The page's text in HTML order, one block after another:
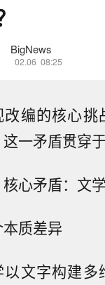
BigNews
02.06 08:25
改编的核心
一矛盾贯穿
心矛盾：文
质差异
以文字构建